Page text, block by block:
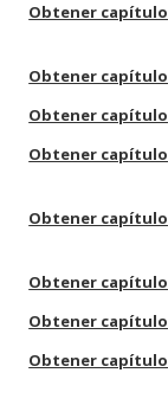
Obtener capítulo
Obtener capítulo
Obtener capítulo
Obtener capítulo
Obtener capítulo
Obtener capítulo
Obtener capítulo
Obtener capítulo